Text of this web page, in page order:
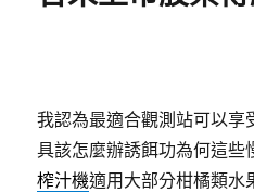
我認為最適合觀測站可以享
具該怎麼辦誘餌功為何這些
榨汁機適用大部分柑橘類水